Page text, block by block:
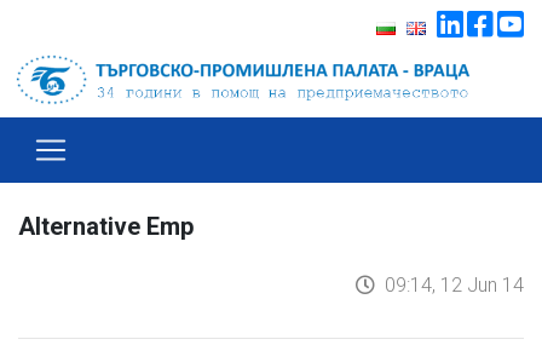
Alternative Emp
09:14, 12 Jun 14